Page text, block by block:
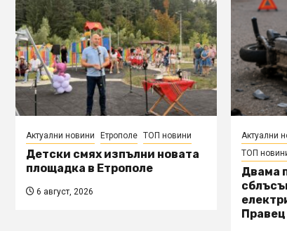
Актуални новини Етрополе ТОП новини
Детски смях изпълни новата
площадка в Етрополе
6 август, 2026
Актуални
ТОП
Двама
Правец